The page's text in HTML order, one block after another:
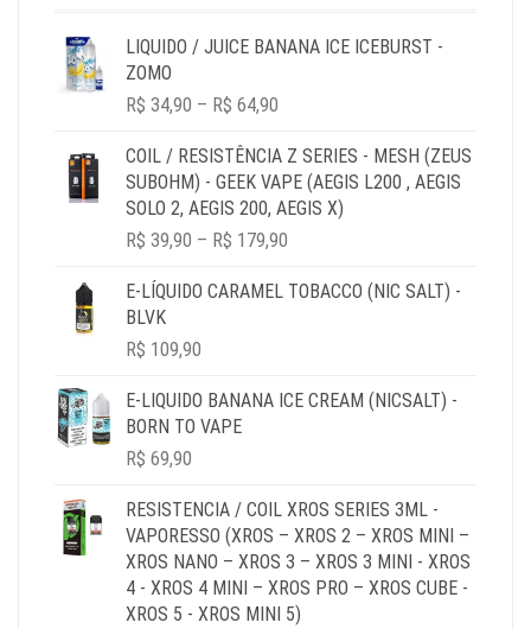
LIQUIDO / JUICE BANANA ICE ICEBURST -
ZOMO
R$ 34,90 – R$ 64,90
R$ 34,90
THROUGH
R$ 64,90
COIL / RESISTÊNCIA Z SERIES - MESH (ZEUS
SUBOHM) - GEEK VAPE (AEGIS L200 , AEGIS
SOLO 2, AEGIS 200, AEGIS X)
R$ 39,90 – R$ 179,90
R$ 39,90
E-LÍQUIDO CARAMEL TOBACCO (NIC SALT) -
BLVK
R$ 109,90
E-LIQUIDO BANANA ICE CREAM (NICSALT) -
BORN TO VAPE
R$ 69,90
RESISTENCIA / COIL XROS SERIES 3ML -
VAPORESSO (XROS – XROS 2 – XROS MINI –
XROS NANO – XROS 3 – XROS 3 MINI - XROS
4 - XROS 4 MINI – XROS PRO – XROS CUBE -
XROS 5 - XROS MINI 5)